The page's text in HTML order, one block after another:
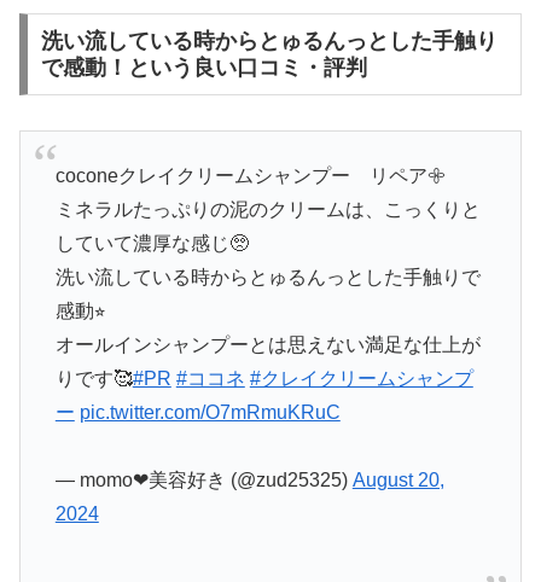
洗い流している時からとゅるんっとした手触り
で感動！という良い口コミ・評判
coconeクレイクリームシャンプー リペア𖧷
ミネラルたっぷりの泥のクリームは、こっくりと
していて濃厚な感じ🥺
洗い流している時からとゅるんっとした手触りで
感動⭐︎
オールインシャンプーとは思えない満足な仕上が
りです🥰#PR #ココネ #クレイクリームシャンプ
ー pic.twitter.com/O7mRmuKRuC
— momo❤︎美容好き (@zud25325) August 20,
2024